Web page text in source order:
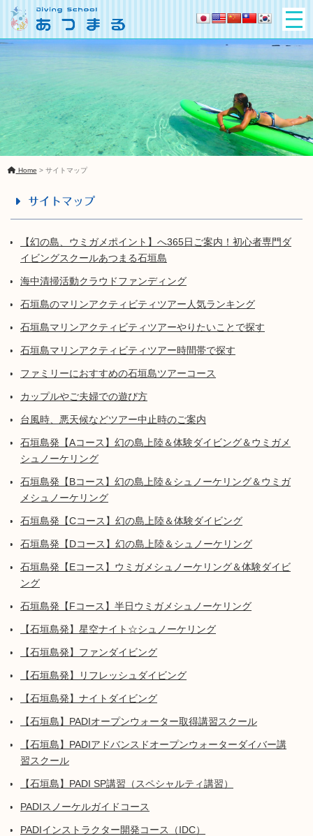
Home > サイトマップ
サイトマップ
【幻の島、ウミガメポイント】へ365日ご案内！初心者専門ダ
イビングスクールあつまる石垣島
海中清掃活動クラウドファンディング
石垣島のマリンアクティビティツアー人気ランキング
石垣島マリンアクティビティツアーやりたいことで探す
石垣島マリンアクティビティツアー時間帯で探す
ファミリーにおすすめの石垣島ツアーコース
カップルやご夫婦での遊び方
台風時、悪天候などツアー中止時のご案内
石垣島発【Aコース】幻の島上陸＆体験ダイビング＆ウミガメ
シュノーケリング
石垣島発【Bコース】幻の島上陸＆シュノーケリング＆ウミガ
メシュノーケリング
石垣島発【Cコース】幻の島上陸＆体験ダイビング
石垣島発【Dコース】幻の島上陸＆シュノーケリング
石垣島発【Eコース】ウミガメシュノーケリング＆体験ダイビ
ング
石垣島発【Fコース】半日ウミガメシュノーケリング
【石垣島発】星空ナイト☆シュノーケリング
【石垣島発】ファンダイビング
【石垣島発】リフレッシュダイビング
【石垣島発】ナイトダイビング
【石垣島】PADIオープンウォーター取得講習スクール
【石垣島】PADIアドバンスドオープンウォーターダイバー講
習スクール
【石垣島】PADI SP講習（スペシャルティ講習）
PADIスノーケルガイドコース
PADIインストラクター開発コース（IDC）